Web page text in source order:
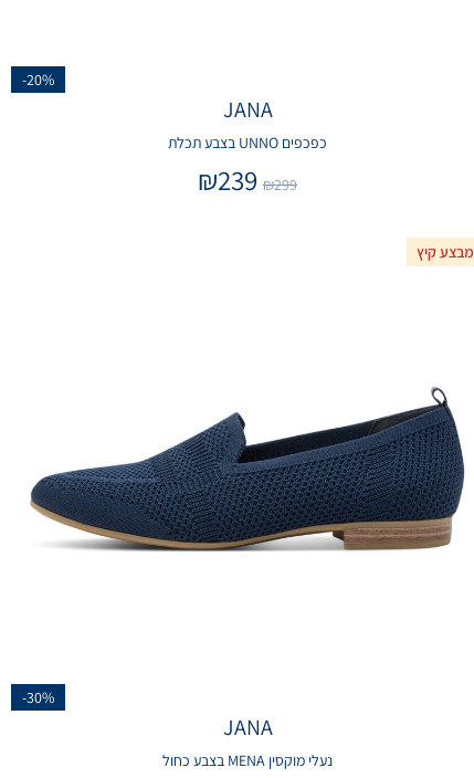
-20%
JANA
כפכפים UNNO בצבע תכלת
₪299
₪239
מבצע קיץ
-30%
JANA
נעלי מוקסין MENA בצבע כחול